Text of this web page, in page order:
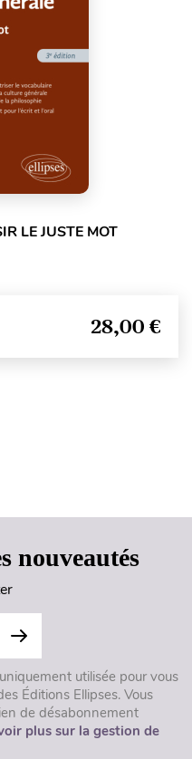
LE JUSTE MOT
28,00 €
nouveautés
utilisée pour vous
Éditions Ellipses. Vous
de désabonnement
plus sur la gestion de